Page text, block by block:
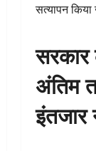
सत्यापन किया
अंतिम